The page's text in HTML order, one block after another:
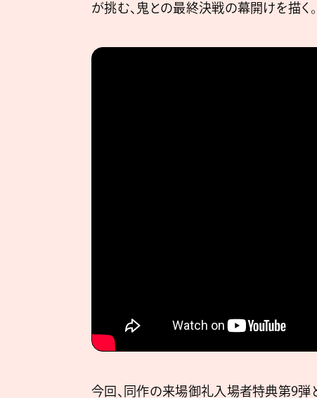
が挑む、鬼との最終決戦の幕開けを描く。
今回、同作の来場御礼入場者特典第9弾